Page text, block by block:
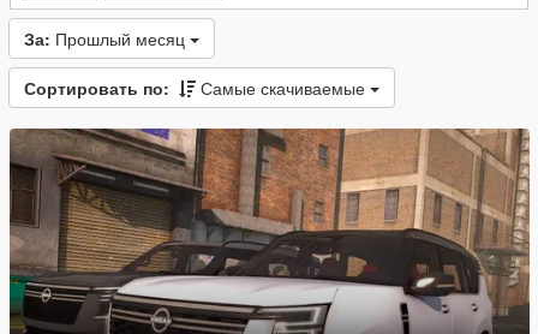
За: Прошлый месяц
Сортировать по: Самые скачиваемые